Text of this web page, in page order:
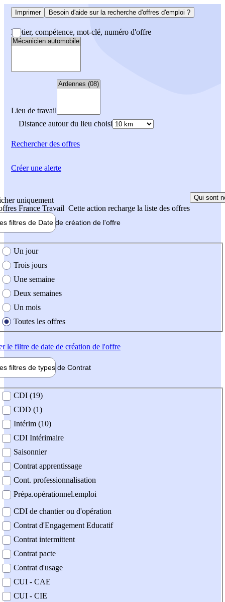
Imprimer Besoin d'aide sur la recherche d'offres d'emploi ?
Métier, compétence, mot-clé, numéro d'offre
Lieu de travail
Distance autour du lieu choisi
Rechercherdes offres
uniquement
France Travail Cette action recharge la liste des offres
Qui sont
filtres de Date de création de l'offre
création de l'offre
Un jour
Trois jours
Une semaine
Deux semaines
Un mois
Toutes les offres
le filtre de date de création de l'offre
filtres de types de Contrat
contrat
CDI (19)
CDD (1)
Intérim (10)
CDI Intérimaire
Saisonnier
Contrat apprentissage
Cont. professionnalisation
Prépa.opérationnel.emploi
CDI de chantier ou d'opération
Contrat d'Engagement Educatif
Contrat intermittent
Contrat pacte
Contrat d'usage
CUI - CAE
CUI - CIE
Créer une alerte